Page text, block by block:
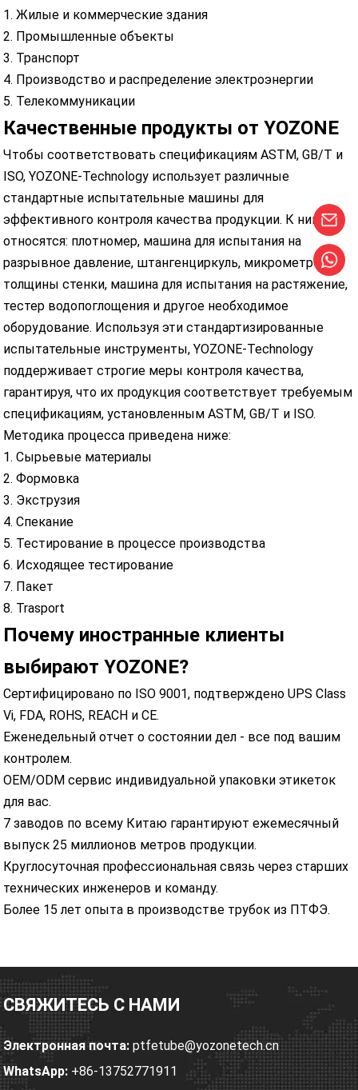
1. Жилые и коммерческие здания
2. Промышленные объекты
3. Транспорт
4. Производство и распределение электроэнергии
5. Телекоммуникации
Качественные продукты от YOZONE
Чтобы соответствовать спецификациям ASTM, GB/T и
ISO, YOZONE-Technology использует различные
стандартные испытательные машины для
эффективного контроля качества продукции. К ним
относятся: плотномер, машина для испытания на
разрывное давление, штангенциркуль, микрометр
толщины стенки, машина для испытания на растяжение,
тестер водопоглощения и другое необходимое
оборудование. Используя эти стандартизированные
испытательные инструменты, YOZONE-Technology
поддерживает строгие меры контроля качества,
гарантируя, что их продукция соответствует требуемым
спецификациям, установленным ASTM, GB/T и ISO.
Методика процесса приведена ниже:
1. Сырьевые материалы
2. Формовка
3. Экструзия
4. Спекание
5. Тестирование в процессе производства
6. Исходящее тестирование
7. Пакет
8. Trasport
Почему иностранные клиенты
выбирают YOZONE?
Сертифицировано по ISO 9001, подтверждено UPS Class
Vi, FDA, ROHS, REACH и CE.
Еженедельный отчет о состоянии дел - все под вашим
контролем.
OEM/ODM сервис индивидуальной упаковки этикеток
для вас.
7 заводов по всему Китаю гарантируют ежемесячный
выпуск 25 миллионов метров продукции.
Круглосуточная профессиональная связь через старших
технических инженеров и команду.
Более 15 лет опыта в производстве трубок из ПТФЭ.
СВЯЖИТЕСЬ С НАМИ
Электронная почта: ptfetube@yozonetech.cn
WhatsApp: +86-13752771911